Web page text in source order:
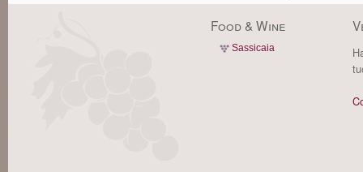
Food & Wine
Sassicaia